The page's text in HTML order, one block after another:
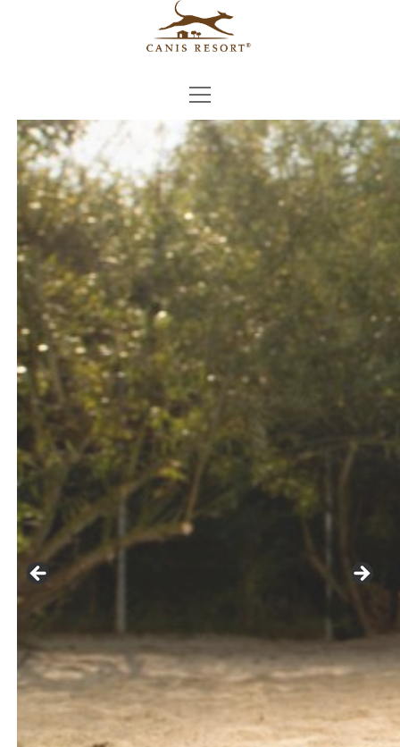
DAS RESORT
GARTEN
DOG LODGES
HAUPTHAUS
DAS KONZEPT Menü
öffnen
OVERNIGHT CARE
DAY CARE
EXTRAS
Menü
öffnen
TRAINING
GATE-TO-GATE SERVICE
PICK UP
GROOMING
BUCHUNGSANFRAGE
öffnen
PREISLISTE
ANGEBOTE
BILDERGALERIE
PRESSE
Menü
öffnen
PRESSEBILDER
PRESSEKONTAKT
TV BEITRÄGE
PRESSECLIPPINGS
Menü
öffnen
ANFAHRT
NEWSLETTER
DOWNLOAD
KARRIERE
SHOP
DEUTSCH
ENGLISH
Menü
öffnen